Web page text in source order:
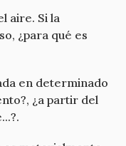
aire. Si la
¿para qué es
en determinado
¿a partir del